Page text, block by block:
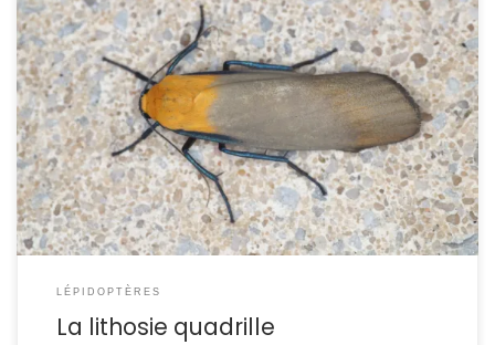
C’est une espèce originale par son dimorphisme sexuel et par
l’alimentation de sa chenille qui se développe sur les lichens. La
lithosie quadrille est une espèce commune, parfois même très
abondante en présence de vieux arbres recouverts de lichens.
Lithosia quadra Linnaeus,1758 La lithosie à quatre points La jaune
à quatre points […]
LÉPIDOPTÈRES
La lithosie quadrille